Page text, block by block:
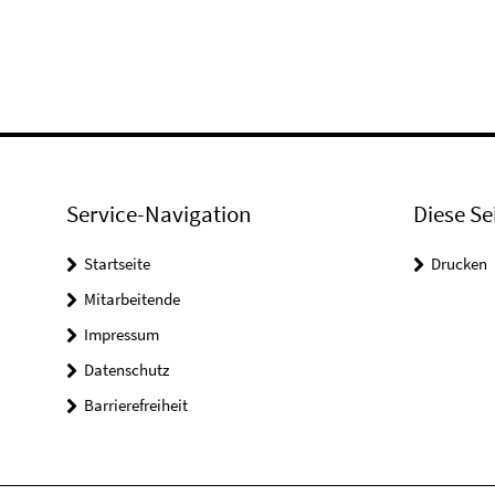
Service-Navigation
Startseite
Mitarbeitende
Impressum
Datenschutz
Barrierefreiheit
Diese
Drucken